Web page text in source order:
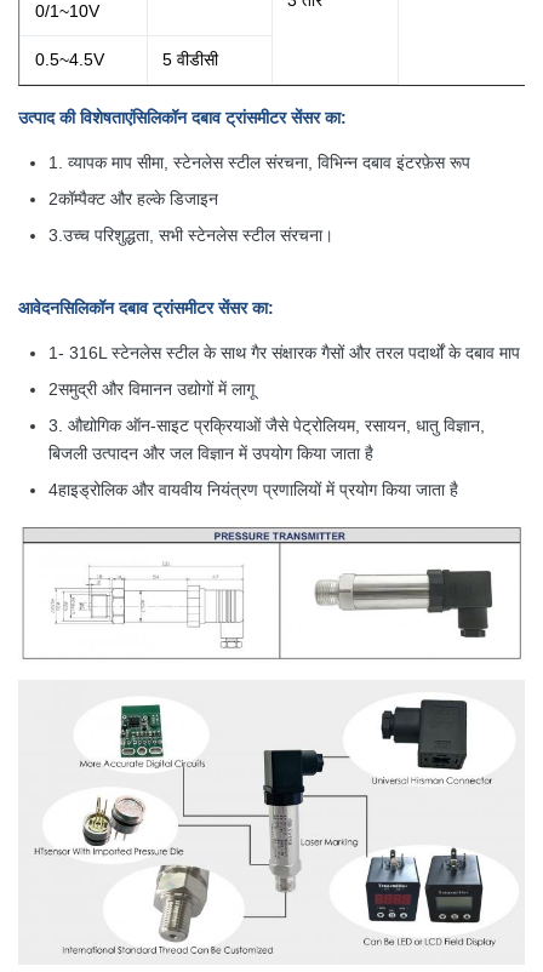
0/1~10V
0.5~4.5V 5 वीडीसी
उत्पाद की विशेषताएंसिलिकॉन दबाव ट्रांसमीटर सेंसर का:
1. व्यापक माप सीमा, स्टेनलेस स्टील संरचना, विभिन्न दबाव इंटरफ़ेस रूप
2कॉम्पैक्ट और हल्के डिजाइन
3. उच्च परिशुद्धता, सभी स्टेनलेस स्टील संरचना।
आवेदनसिलिकॉन दबाव ट्रांसमीटर सेंसर का:
1- 316L स्टेनलेस स्टील के साथ गैर संक्षारक गैसों और तरल पदार्थों के दबाव माप
2समुद्री और विमानन उद्योगों में लागू
3. औद्योगिक ऑन-साइट प्रक्रियाओं जैसे पेट्रोलियम, रसायन, धातु विज्ञान,
बिजली उत्पादन और जल विज्ञान में उपयोग किया जाता है
4हाइड्रोलिक और वायवीय नियंत्रण प्रणालियों में प्रयोग किया जाता है